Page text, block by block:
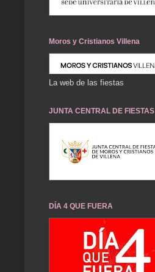
Moros y Cristianos Villena
La web de las fiestas
JUNTA CENTRAL DE FIESTAS
DÍA 4 QUE FUERA